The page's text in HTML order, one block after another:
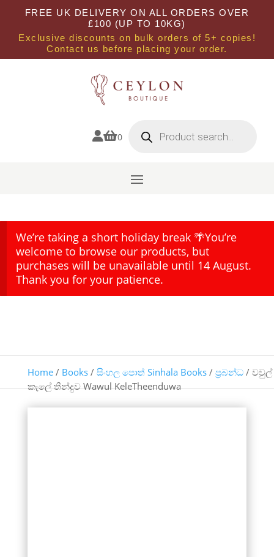
FREE UK DELIVERY ON ALL ORDERS OVER
£100 (UP TO 10KG)
Exclusive discounts on bulk orders of 5+ copies!
Contact us before placing your order.
0 search
We’re taking a short holiday break 🌴You’re
welcome to browse our products, but
purchases will be unavailable until 14 August.
Thank you for your patience.
Home/ Books/ සිංහල පොත් Sinhala Books/ ප්‍රබන්ධ/ වවුල්
කැලේ තීන්දුව Wawul KeleTheenduwa